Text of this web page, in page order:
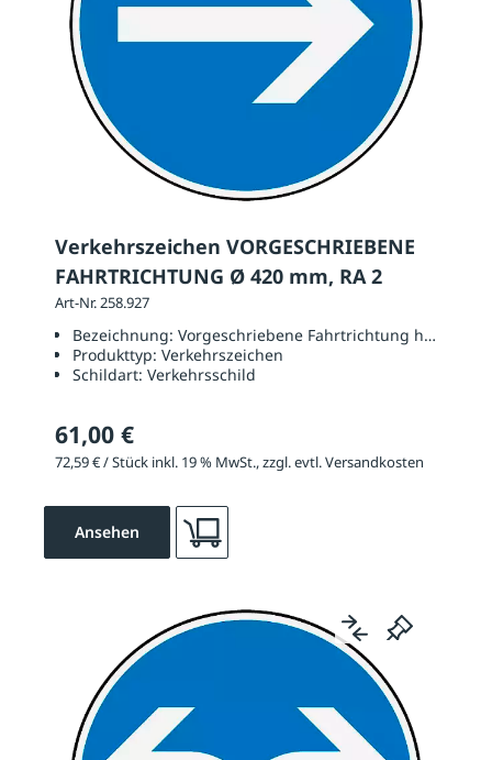
Verkehrszeichen VORGESCHRIEBENE
FAHRTRICHTUNG Ø 420 mm, RA 2
Art-Nr. 258.927
Bezeichnung: Vorgeschriebene Fahrtrichtung hier
Produkttyp: Verkehrszeichen
Schildart: Verkehrsschild
61,00 €
72,59 € / Stück inkl. 19 % MwSt., zzgl. evtl. Versandkosten
Ansehen